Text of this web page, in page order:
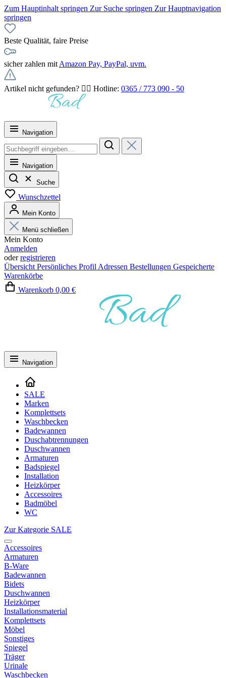
Zum Hauptinhalt springen Zur Suche springen Zur Hauptnavigation
springen
Beste Qualität, faire Preise
sicher zahlen mit Amazon Pay, PayPal, uvm.
Artikel nicht gefunden? 👉🏻 Hotline: 0365 / 773 090 - 50
Navigation
Navigation
Suche
Wunschzettel
Mein Konto
Menü schließen
Mein Konto
Anmelden
oderregistrieren
Übersicht Persönliches Profil Adressen Bestellungen Gespeicherte
Warenkörbe
Warenkorb 0,00 €
Navigation
SALE
Marken
Komplettsets
Waschbecken
Badewannen
Duschabtrennungen
Duschwannen
Armaturen
Badspiegel
Installation
Heizkörper
Accessoires
Badmöbel
WC
Zur Kategorie SALE
Accessoires
Armaturen
B-Ware
Badewannen
Bidets
Duschwannen
Heizkörper
Installationsmaterial
Komplettsets
Möbel
Sonstiges
Spiegel
Träger
Urinale
Waschbecken